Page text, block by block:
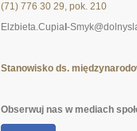
(71) 776 30 29, pok. 210
Elzbieta.Cupia -
Stanowisko ds.
Obserwuj nas w mediach